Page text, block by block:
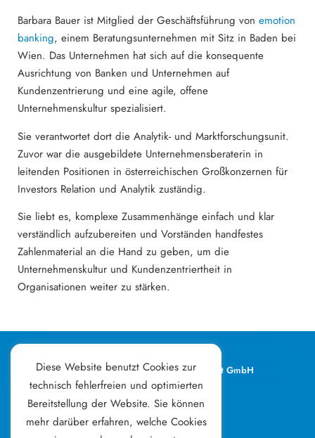
Barbara Bauer ist Mitglied der Geschäftsführung von emotion
banking, einem Beratungsunternehmen mit Sitz in Baden bei
Wien. Das Unternehmen hat sich auf die konsequente
Ausrichtung von Banken und Unternehmen auf
Kundenzentrierung und eine agile, offene
Unternehmenskultur spezialisiert.
Sie verantwortet dort die Analytik- und Marktforschungsunit.
Zuvor war die ausgebildete Unternehmensberaterin in
leitenden Positionen in österreichischen Großkonzernen für
Investors Relation und Analytik zuständig.
Sie liebt es, komplexe Zusammenhänge einfach und klar
verständlich aufzubereiten und Vorständen handfestes
Zahlenmaterial an die Hand zu geben, um die
Unternehmenskultur und Kundenzentriertheit in
Organisationen weiter zu stärken.
Kitz Consult & Management GmbH
Franz-Erler-Straße 3
6370 Kitzbühel
Österreich
Diese Website benutzt Cookies zur
technisch fehlerfreien und optimierten
Bereitstellung der Website. Sie können
mehr darüber erfahren, welche Cookies